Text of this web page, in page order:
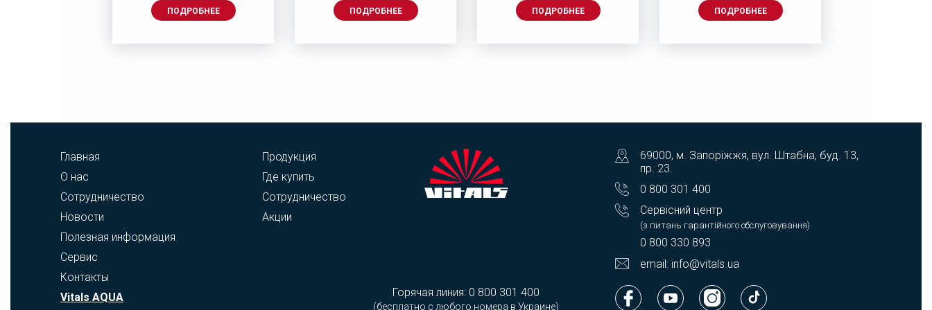
ПОДРОБНЕЕ ПОДРОБНЕЕ ПОДРОБНЕЕ ПОДРОБНЕЕ
Главная
О нас
Сотрудничество
Новости
Полезная информация
Сервис
Контакты
Vitals AQUA
Продукция
Где купить
Сотрудничество
Акции
69000, м. Запоріжжя, вул. Штабна, буд. 13,
пр. 23.
0 800 301 400
Сервісний центр
(з питань гарантійного обслуговування)
0 800 330 893
email: info@vitals.ua
Горячая линия: 0 800 301 400
(бесплатно с любого номера в Украине)